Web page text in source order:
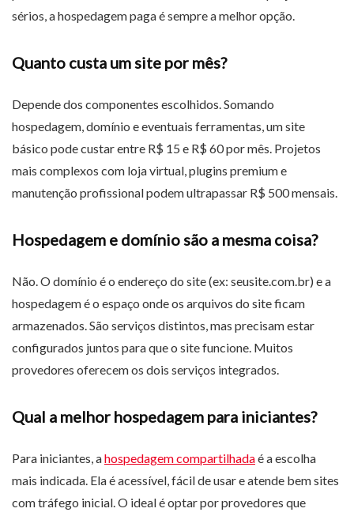
sérios, a hospedagem paga é sempre a melhor opção.
Quanto custa um site por mês?
Depende dos componentes escolhidos. Somando
hospedagem, domínio e eventuais ferramentas, um site
básico pode custar entre R$ 15 e R$ 60 por mês. Projetos
mais complexos com loja virtual, plugins premium e
manutenção profissional podem ultrapassar R$ 500 mensais.
Hospedagem e domínio são a mesma coisa?
Não. O domínio é o endereço do site (ex: seusite.com.br) e a
hospedagem é o espaço onde os arquivos do site ficam
armazenados. São serviços distintos, mas precisam estar
configurados juntos para que o site funcione. Muitos
provedores oferecem os dois serviços integrados.
Qual a melhor hospedagem para iniciantes?
Para iniciantes, ahospedagem compartilhadaé a escolha
mais indicada. Ela é acessível, fácil de usar e atende bem sites
com tráfego inicial. O ideal é optar por provedores que